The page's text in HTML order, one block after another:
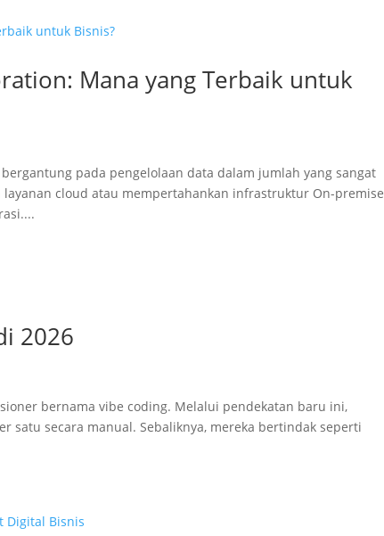
Mana yang Terbaik untuk
pada pengelolaan data dalam jumlah yang sangat
cloud atau mempertahankan infrastruktur On-premise
2026
bernama vibe coding. Melalui pendekatan baru ini,
satu secara manual. Sebaliknya, mereka bertindak seperti